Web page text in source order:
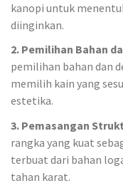
kanopi untuk
diinginkan.
2. Pemilihan Bahan
pemilihan bahan dan
memilih kain yang
estetika.
3. Pemasangan
rangka yang kuat
terbuat dari bahan
tahan karat.